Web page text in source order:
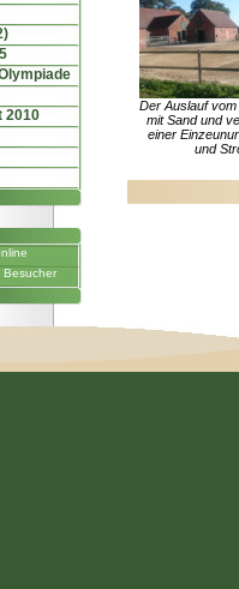
2010
Besucher
Der Auslauf
mit Sand und
einer
und